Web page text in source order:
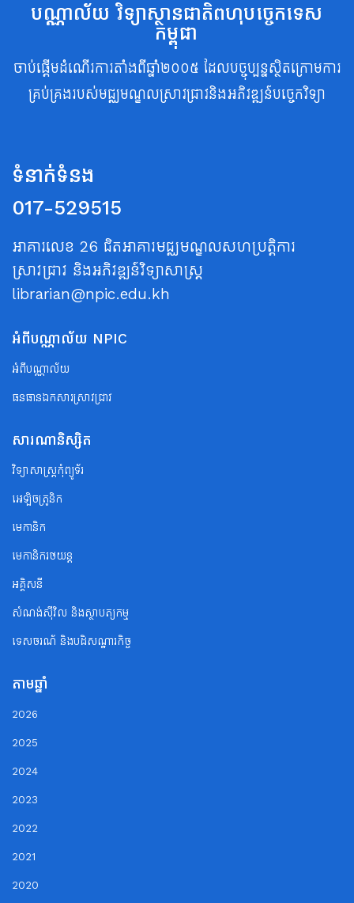
បណ្ណាល័យ វិទ្យាស្ថានជាតិពហុបច្ចេកទេស
កម្ពុជា
ចាប់ផ្តើមដំណើរការតាំងពីឆ្នាំ២០០៥ ដែលបច្ចុប្បន្នស្ថិតក្រោមការ
គ្រប់គ្រងរបស់មជ្ឈមណ្ឌលស្រាវជ្រាវនិងអភិវឌ្ឍន៍បច្ចេកវិទ្យា
ទំនាក់ទំនង
017-529515
អាគារលេខ 26 ជិតអាគារមជ្ឈមណ្ឌលសហប្រត្តិការ
ស្រាវជ្រាវ និងអភិវឌ្ឍន៍វិទ្យាសាស្ត្រ
librarian@npic.edu.kh
អំពីបណ្ណាល័យ NPIC
អំពីបណ្ណាល័យ
ធនធានឯកសារស្រាវជ្រាវ
សារណានិស្សិត
វិទ្យាសាស្ត្រកុំព្យូទ័រ
អេឡិចត្រូនិក
មេកានិក
មេកានិករថយន្ត
អគ្គិសនី
សំណង់ស៊ីវិល និងស្ថាបត្យកម្ម
ទេសចរណ័ និងបដិសណ្ឋារកិច្ច
តាមឆ្នាំ
2026
2025
2024
2023
2022
2021
2020